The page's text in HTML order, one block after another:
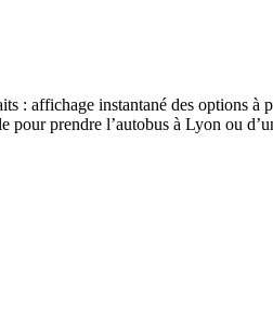
affichage instantané des options
prendre l’autobus à Lyon ou